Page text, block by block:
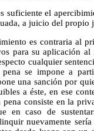
suficiente el
a juicio del propio
es contraria al
para su aplicación
cualquier
pena se impone a
una sanción por
a éste, en ese
consiste en la
en caso de
nuevamente